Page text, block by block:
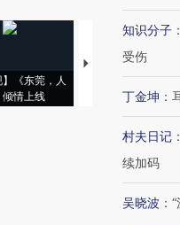
】《东莞，人
情上线
【推广】走进第四届
会，让数智科技“链
知识分子 ：
受伤
丁金坤 ：
村夫日记 ：
续加码
吴晓波 ：